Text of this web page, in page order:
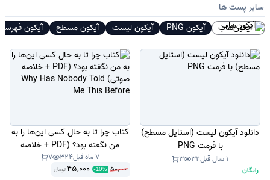
سایر پست ها
آیکون‌هاب آیکون PNG آیکون لیست آیکون مسطح آیکون
دانلود آیکون لیست (استایل مسطح)
با فرمت PNG
1 سال قبل 32
3
رایگان
کتاب چرا تا به حال کسی این‌ها را به
من نگفته بود؟ (PDF + خلاصه
صوتی) Why Has Nobody Told
Me This Before
7 ماه قبل 324
7
50,000
-10%
45,000 تومان